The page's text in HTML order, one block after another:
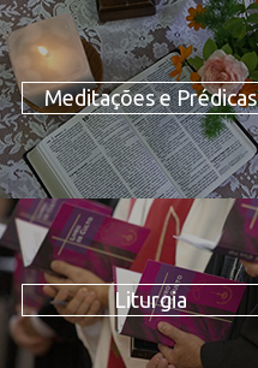
Meditações e Prédicas
Liturgia